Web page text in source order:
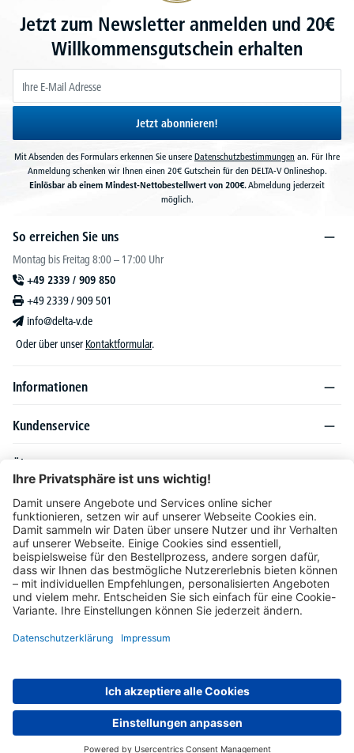
Jetzt zum Newsletter anmelden und 20€
Willkommensgutschein erhalten
Jetzt abonnieren!
Mit Absenden des Formulars erkennen Sie unsere Datenschutzbestimmungen an. Für Ihre
Anmeldung schenken wir Ihnen einen 20€ Gutschein für den DELTA-V Onlineshop.
Einlösbar ab einem Mindest-Nettobestellwert von 200€.Abmeldung jederzeit
möglich.
So erreichen Sie uns
Montag bis Freitag 8:00 – 17:00 Uhr
+49 2339 / 909 850
+49 2339 / 909 501
info@delta-v.de
Oder über unser Kontaktformular.
Informationen
Kundenservice
Über DELTA-V
Produktsortiment
Ratgeber
Folgen Sie uns auch auf
Unser Angebot richtet sich ausschließlich an Industrie, Handel, Gewerbe und
europäische Ausland gelten Sonderkonditionen, die auf Anfrage mitgeteilt werden.
* Alle Preise verstehen sich zzgl. gesetzlicher MwSt.